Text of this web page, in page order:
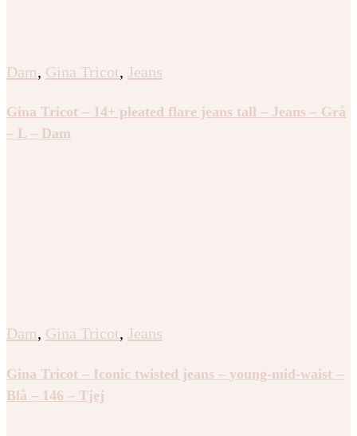
Dam, Gina Tricot, Jeans
Gina Tricot – 14+ pleated flare jeans tall – Jeans – Grå
– L – Dam
Dam, Gina Tricot, Jeans
Gina Tricot – Iconic twisted jeans – young-mid-waist –
Blå – 146 – Tjej